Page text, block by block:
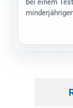
bei einem